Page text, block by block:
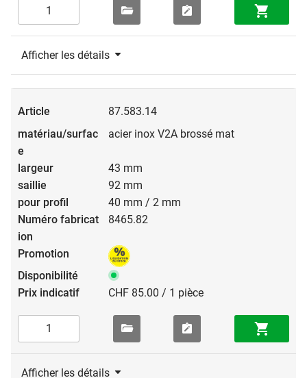
Afficher les détails
87.583.14
acier inox V2A brossé mat
43 mm
92 mm
40 mm / 2 mm
8465.82
CHF 85.00 / 1 pièce
Afficher les détails